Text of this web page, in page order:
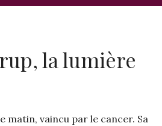
la lumière
matin, vaincu par le cancer. Sa